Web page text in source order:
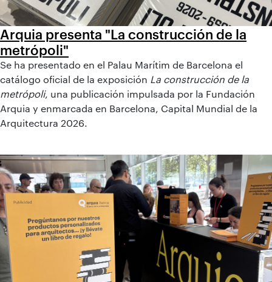
Arquia presenta "La construcción de la
metrópoli"
Se ha presentado en el Palau Marítim de Barcelona el
catálogo oficial de la exposición La construcción de la
metrópoli, una publicación impulsada por la Fundación
Arquia y enmarcada en Barcelona, Capital Mundial de la
Arquitectura 2026.